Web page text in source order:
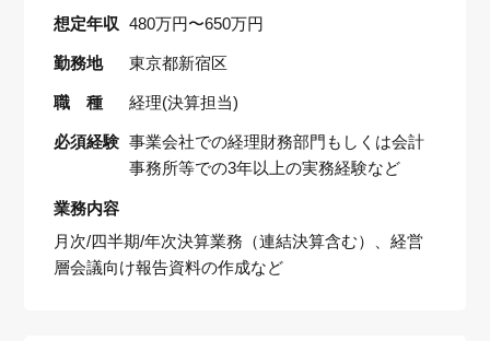
想定年収 480万円〜650万円
勤務地 東京都新宿区
職 種 経理(決算担当)
必須経験 事業会社での経理財務部門もしくは会計
事務所等での3年以上の実務経験など
業務内容
月次/四半期/年次決算業務（連結決算含む）、経営
層会議向け報告資料の作成など